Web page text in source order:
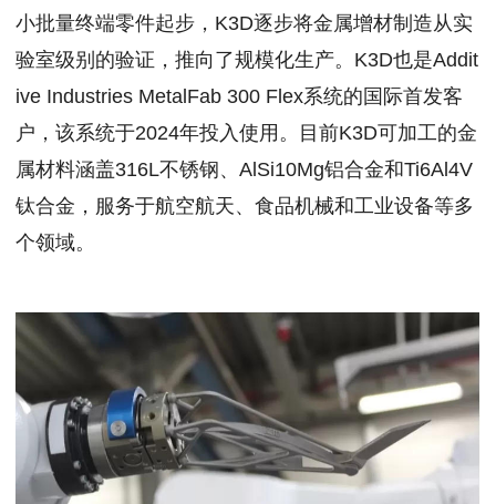
小批量终端零件起步，K3D逐步将金属增材制造从实
验室级别的验证，推向了规模化生产。K3D也是Addit
ive Industries MetalFab 300 Flex系统的国际首发客
户，该系统于2024年投入使用。目前K3D可加工的金
属材料涵盖316L不锈钢、AlSi10Mg铝合金和Ti6Al4V
钛合金，服务于航空航天、食品机械和工业设备等多
个领域。